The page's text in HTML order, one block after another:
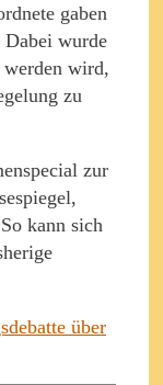
gaben
wurde
wird,
zu
zur
kann sich
über